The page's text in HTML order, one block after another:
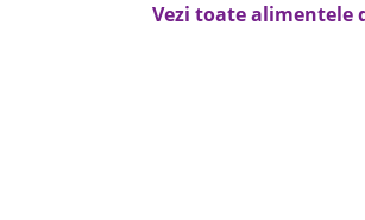
Vezi toate alimentele